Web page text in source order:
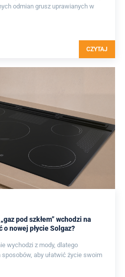
odmian grusz uprawianych w
CZYTAJ
pod szkłem” wchodzi na
o nowej płycie Solgaz?
wychodzi z mody, dlatego
aby ułatwić życie swoim